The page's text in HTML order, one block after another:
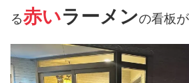
る赤いラーメンの看板